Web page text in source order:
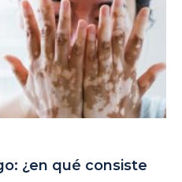
¿en qué consiste